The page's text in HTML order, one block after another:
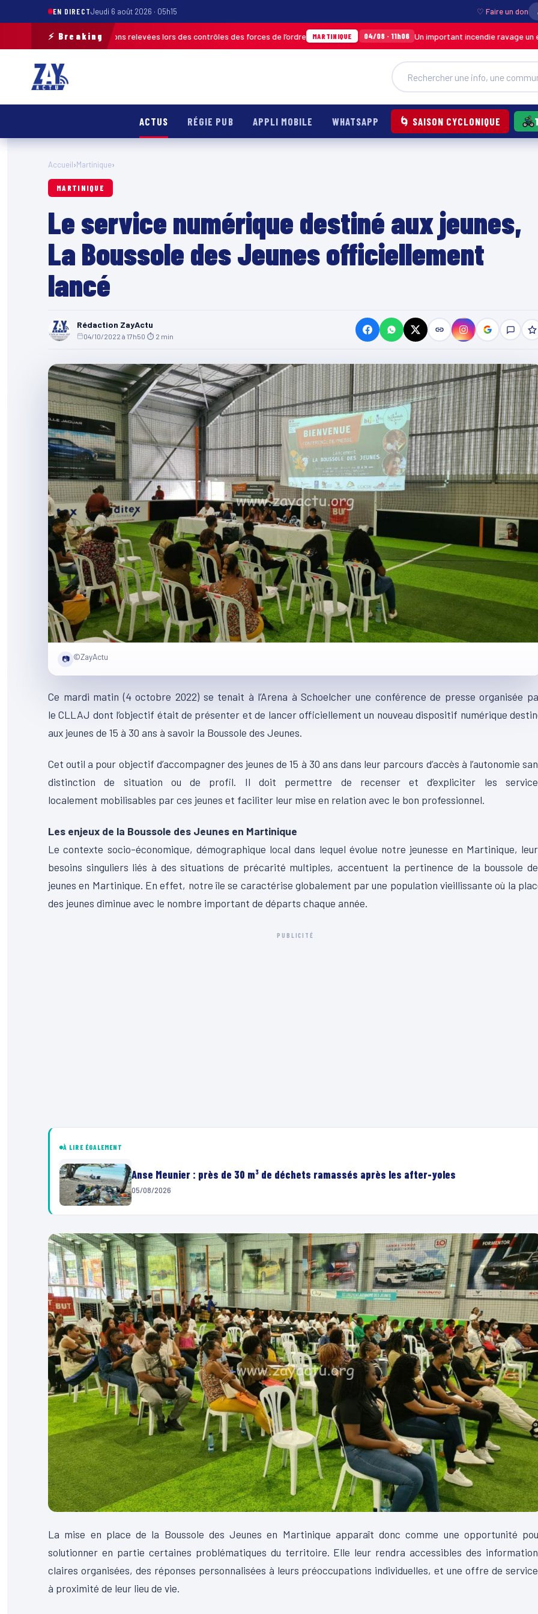
EN DIRECTJeudi 6 août 2026 · 05h15 ♡ Faire un don
⚡ Breaking
de 120 infractions relevées lors des contrôles des forces de l’ordre MARTINIQUE 04/08 · 11h06 Un important incendie ravage un entrepôt de
ACTUS RÉGIE PUB APPLI MOBILE WHATSAPP 🌀 SAISON CYCLONIQUE
Accueil›Martinique›
MARTINIQUE
Le service numérique destiné aux jeunes,
La Boussole des Jeunes officiellement
lancé
Rédaction ZayActu
04/10/2022 à 17h50 ⏱ 2 min
📷 ©ZayActu
Ce mardi matin(4 octobre 2022)se tenait à l’Arena à Schoelcher une conférence de presse organisée
leCLLAJ dont l’objectif était de présenter et de lancer officiellement un nouveau dispositif numérique
aux jeunes de 15 à 30 ans à savoir la Boussole des Jeunes.
Cet outil a pour objectif d’accompagner des jeunes de 15 à 30 ans dans leur parcours d’accès à l’autonomie
distinction de situation ou de profil. Il doit permettre de recenser et d’expliciter les
localement mobilisables par ces jeunes et faciliter leur mise en relation avec le bon professionnel.
Les enjeux de la Boussole des Jeunes en Martinique
Le contexte socio-économique, démographique local dans lequel évolue notre jeunesse en Martinique,
besoins singuliers liés à des situations de précarité multiples, accentuent la pertinence de la boussole
jeunes en Martinique. En effet, notre île se caractérise globalement par une population vieillissante où la
des jeunes diminue avec le nombre important de départs chaque année.
PUBLICITÉ
À LIRE ÉGALEMENT
Anse Meunier : près de 30 m³ de déchets ramassés après les after-yoles
05/08/2026
La mise en place de la Boussole des Jeunes en Martinique apparaît donc comme une opportunité
solutionner en partie certaines problématiques du territoire. Elle leur rendra accessibles des
claires organisées, des réponses personnalisées à leurs préoccupations individuelles, et une offre de
à proximité de leur lieu de vie.